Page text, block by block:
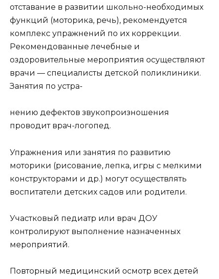
отставание в развитии школьно-необходимых
функций (моторика, речь), рекомендуется
комплекс упражнений по их коррекции.
Рекомендованные лечебные и
оздоровительные мероприятия осуществляют
врачи — специалисты детской поликлиники.
Занятия по устра-
нению дефектов звукопроизношения
проводит врач-логопед.
Упражнения или занятия по развитию
моторики (рисование, лепка, игры с мелкими
конструкторами и др.) могут осуществлять
воспитатели детских садов или родители.
Участковый педиатр или врач ДОУ
контролируют выполнение назначенных
мероприятий.
Повторный медицинский осмотр всех детей